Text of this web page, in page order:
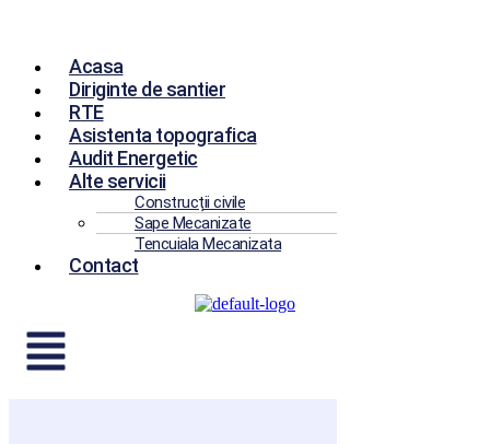
Acasa
Diriginte de santier
RTE
Asistenta topografica
Audit Energetic
Alte servicii
Construcții civile
Sape Mecanizate
Tencuiala Mecanizata
Contact